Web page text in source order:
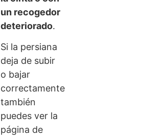
un recogedor
deteriorado.
Si la persiana
deja de subir
o bajar
correctamente
también
puedes ver la
página de